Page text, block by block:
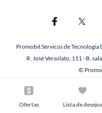
Ofertas Lista de desejos
Promobit Servicos de
R. José Versolato, 111 - B,
©